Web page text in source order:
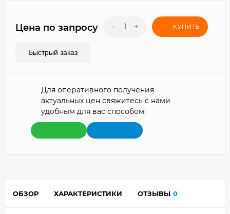
Цена по запросу - + КУПИТЬ
Быстрый заказ
Для оперативного получения
актуальных цен свяжитесь с нами
удобным для вас способом:
ОБЗОР ХАРАКТЕРИСТИКИ ОТЗЫВЫ 0